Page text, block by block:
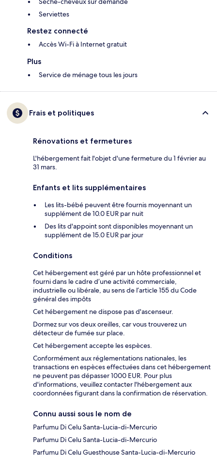
Serviettes
Restez connecté
Accès Wi-Fi à Internet gratuit
Plus
Service de ménage tous les jours
Frais et politiques
Rénovations et fermetures
L'hébergement fait l'objet d'une fermeture du 1 février au
31 mars.
Enfants et lits supplémentaires
Les lits-bébé peuvent être fournis moyennant un
supplément de 10.0 EUR par nuit
Des lits d'appoint sont disponibles moyennant un
supplément de 15.0 EUR par jour
Conditions
Cet hébergement est géré par un hôte professionnel et
fourni dans le cadre d’une activité commerciale,
industrielle ou libérale, au sens de l’article 155 du Code
général des impôts
Cet hébergement ne dispose pas d'ascenseur.
Dormez sur vos deux oreilles, car vous trouverez un
détecteur de fumée sur place.
Cet hébergement accepte les espèces.
Conformément aux réglementations nationales, les
transactions en espèces effectuées dans cet hébergement
ne peuvent pas dépasser 1000 EUR. Pour plus
d'informations, veuillez contacter l'hébergement aux
coordonnées figurant dans la confirmation de réservation.
Connu aussi sous le nom de
Parfumu Di Celu Santa-Lucia-di-Mercurio
Parfumu Di Celu Santa-Lucia-di-Mercurio
Parfumu Di Celu Guesthouse Santa-Lucia-di-Mercurio